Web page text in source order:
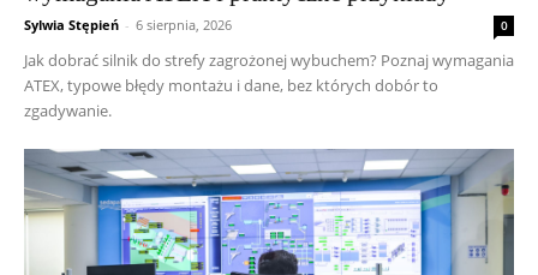
Sylwia Stępień - 6 sierpnia, 2026 0
Jak dobrać silnik do strefy zagrożonej wybuchem? Poznaj wymagania
ATEX, typowe błędy montażu i dane, bez których dobór to
zgadywanie.